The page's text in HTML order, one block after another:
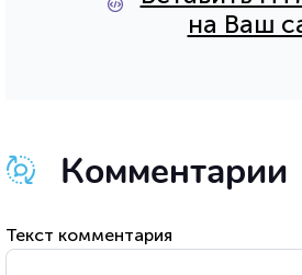
на Ваш
Комментарии
Текст комментария